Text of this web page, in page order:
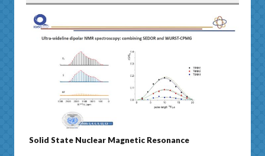
Solid State Nuclear Magnetic Resonance